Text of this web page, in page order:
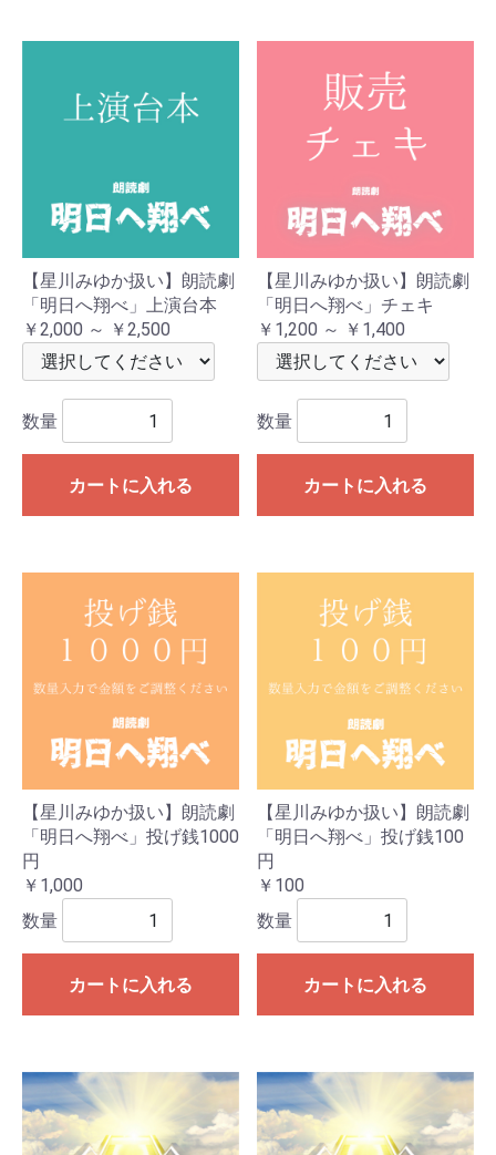
【星川みゆか扱い】朗読劇
「明日へ翔べ」上演台本
￥2,000 ～ ￥2,500
数量
カートに入れる
【星川みゆか扱い】朗読劇
「明日へ翔べ」チェキ
￥1,200 ～ ￥1,400
数量
カートに入れる
【星川みゆか扱い】朗読劇
「明日へ翔べ」投げ銭1000
円
￥1,000
数量
カートに入れる
【星川みゆか扱い】朗読劇
「明日へ翔べ」投げ銭100
円
￥100
数量
カートに入れる